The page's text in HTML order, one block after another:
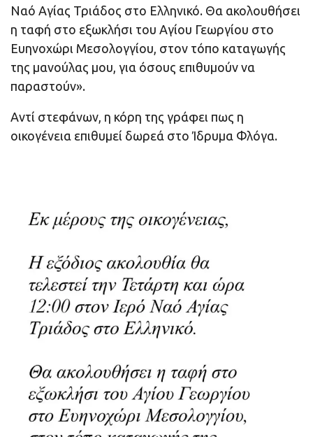
Ναό Αγίας Τριάδος στο Ελληνικό. Θα ακολουθήσει
η ταφή στο εξωκλήσι του Αγίου Γεωργίου στο
Ευηνοχώρι Μεσολογγίου, στον τόπο καταγωγής
της μανούλας μου, για όσους επιθυμούν να
παραστούν».
Αντί στεφάνων, η κόρη της γράφει πως η
οικογένεια επιθυμεί δωρεά στο Ίδρυμα Φλόγα.